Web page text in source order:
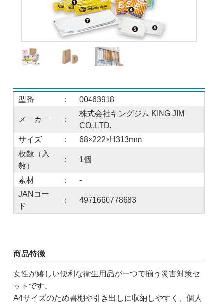
型番 ： 00463918
メーカー ：
株式会社キングジム KING JIM
CO.,LTD.
サイズ
：
68×222×H313mm
枚数（入
数）
： 1個
素材 ：
-
JANコー
ド
： 4971660778683
商品特徴
女性が嬉しい便利な衛生用品が一つで揃う災害対策セ
ットです。
A4サイズのため書棚や引き出しに収納しやすく、個人